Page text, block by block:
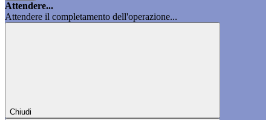
Attendere...
Attendere il completamento dell'operazione...
Chiudi